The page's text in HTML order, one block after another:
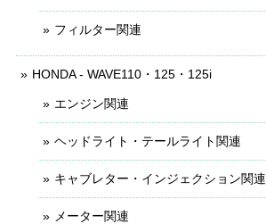
フィルター関連
HONDA - WAVE110・125・125i
エンジン関連
ヘッドライト・テールライト関連
キャブレター・インジェクション関連
メーター関連